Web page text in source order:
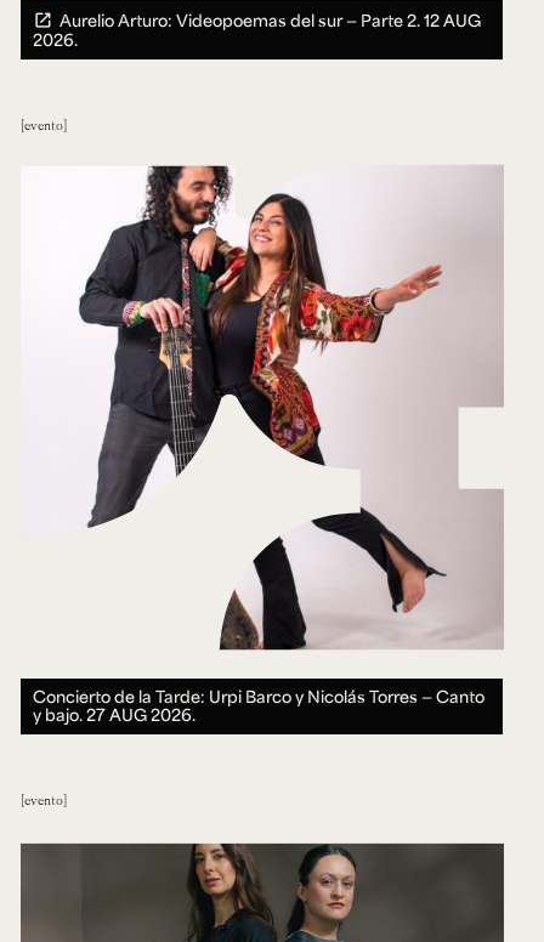
Aurelio Arturo: Videopoemas del sur — Parte 2.12 AUG
2026.
evento
Concierto de la Tarde: Urpi Barco y Nicolás Torres — Canto
y bajo.27 AUG 2026.
evento